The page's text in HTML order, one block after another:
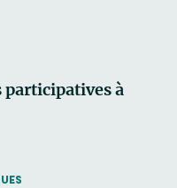
participatives à